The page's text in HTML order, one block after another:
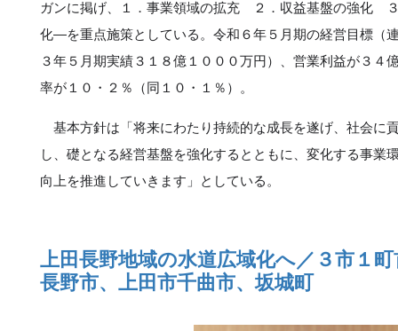
ガンに掲げ、１．事業領域の拡充 ２．収益基盤の強化
化―を重点施策としている。令和６年５月期の経営目標（
３年５月期実績３１８億１０００万円）、営業利益が３４
率が１０・２％（同１０・１％）。
基本方針は「将来にわたり持続的な成長を遂げ、社会に
し、礎となる経営基盤を強化するとともに、変化する事業
向上を推進していきます」としている。
上田長野地域の水道広域化へ／３市１
長野市、上田市千曲市、坂城町